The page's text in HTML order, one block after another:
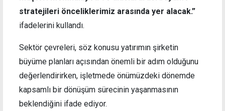
stratejileri önceliklerimiz arasında yer alacak.”
ifadelerini kullandı.
Sektör çevreleri, söz konusu yatırımın şirketin
büyüme planları açısından önemli bir adım olduğunu
değerlendirirken, işletmede önümüzdeki dönemde
kapsamlı bir dönüşüm sürecinin yaşanmasının
beklendiğini ifade ediyor.